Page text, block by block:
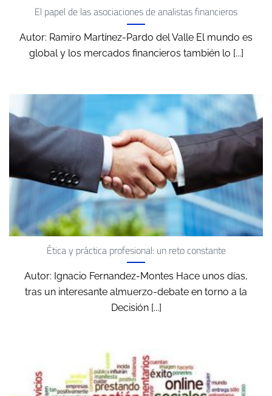
El papel de las asociaciones de analistas financieros
Autor: Ramiro Martínez-Pardo del Valle El mundo es
global y los mercados financieros también lo [...]
Ética y práctica profesional: un reto constante
Autor: Ignacio Fernandez-Montes Hace unos días,
tras un interesante almuerzo-debate en torno a la
Decisión [...]